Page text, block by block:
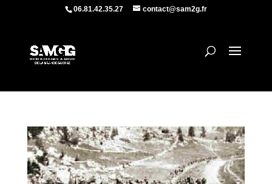
06.81.42.35.27 contact@sam2g.fr